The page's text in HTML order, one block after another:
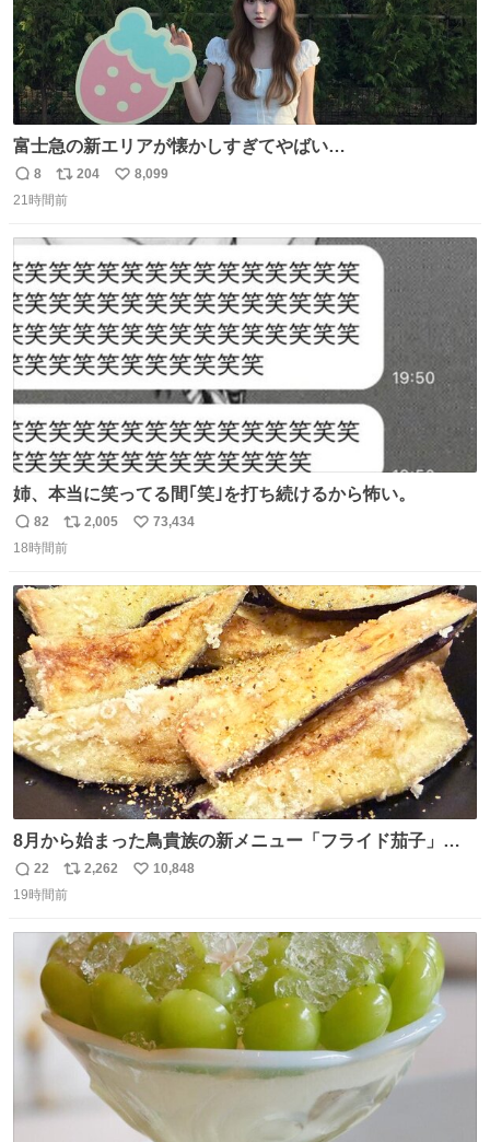
富士急の新エリアが懐かしすぎてやばい…
返
信
8
リ
ポ
数
204
い
8,099
21時間前
姉、本当に笑ってる間｢笑｣を打ち続けるから怖い。
返
信
82
リ
ポ
ト
数
2,005
い
数
73,434
18時間前
8月から始まった鳥貴族の新メニュー「フライド茄子」が
うますぎでした 信じて……
返
信
22
リ
ポ
ト
数
2,262
い
数
10,848
19時間前